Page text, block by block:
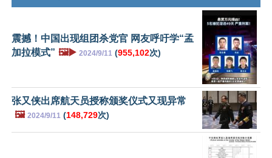
震撼！中国出现组团杀党官 网友呼吁学“孟
加拉模式” 🖼️▶️ 2024/9/11 (955,102次)
张又侠出席航天员授称颁奖仪式又现异常
🖼️ 2024/9/11 (148,729次)